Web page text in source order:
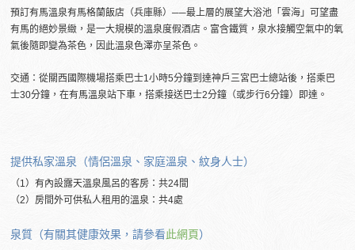
預訂有馬溫泉有馬格蘭飯店（兵庫縣）──最上層的展望大浴池「雲海」可望盡
有馬的絕妙景緻，是一大規模的溫泉度假酒店。富含鐵質，泉水接觸空氣中的氧
氣後隨即變為茶色，因此溫泉色澤亦呈茶色。
交通：從關西國際機場搭乘巴士1小時5分鐘到達神戶三宮巴士總站後，搭乘巴
士30分鐘，在有馬溫泉站下車，搭乘接送巴士2分鐘（或步行6分鐘）即達。
提供私家溫泉（情侶溫泉、家庭溫泉、紋身人士）
（1）有內設露天溫泉風呂的客房：共24間
（2）房間外可供私人租用的溫泉：共4處
泉質（有關其健康效果，請參看此網頁）